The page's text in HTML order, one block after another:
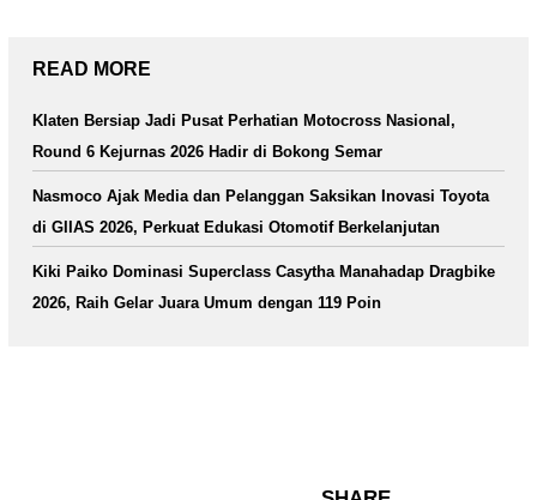
READ MORE
Klaten Bersiap Jadi Pusat Perhatian Motocross Nasional,
Round 6 Kejurnas 2026 Hadir di Bokong Semar
Nasmoco Ajak Media dan Pelanggan Saksikan Inovasi Toyota
di GIIAS 2026, Perkuat Edukasi Otomotif Berkelanjutan
Kiki Paiko Dominasi Superclass Casytha Manahadap Dragbike
2026, Raih Gelar Juara Umum dengan 119 Poin